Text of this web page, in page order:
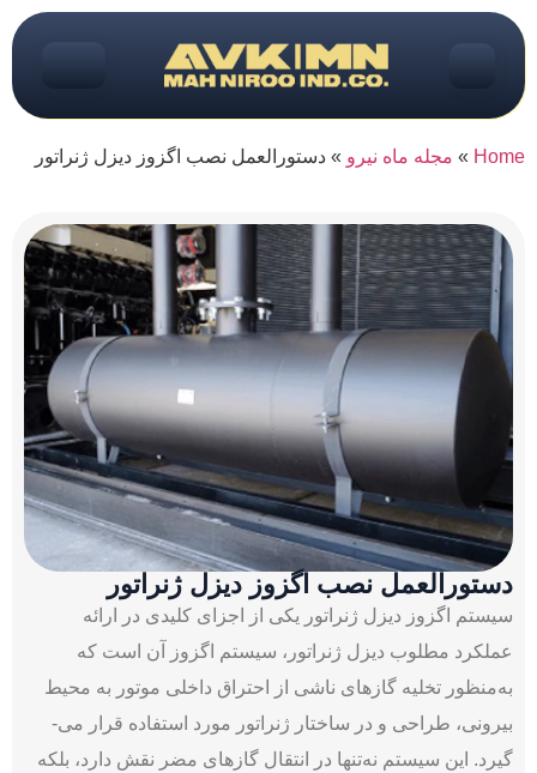
Home
» مجله ماه نیرو » دستورالعمل نصب اگزوز دیزل ژنراتور
دستورالعمل نصب اگزوز دیزل ژنراتور
سیستم اگزوز دیزل ژنراتور یکی از اجزای کلیدی در ارائه
عملکرد مطلوب دیزل ژنراتور، سیستم اگزوز آن است که
به‌منظور تخلیه گازهای ناشی از احتراق داخلی موتور به محیط
بیرونی، طراحی و در ساختار ژنراتور مورد استفاده قرار می‌­
گیرد. این سیستم نه‌تنها در انتقال گازهای مضر نقش دارد، بلکه